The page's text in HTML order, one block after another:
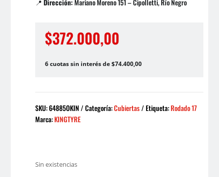
📍Dirección:Mariano Moreno 151 – Cipolletti, Río Negro
$372.000,00
6 cuotas sin interés de $74.400,00
SKU:64885OKIN Categoría:Cubiertas Etiqueta:Rodado 17
Marca:KINGTYRE
Sin existencias